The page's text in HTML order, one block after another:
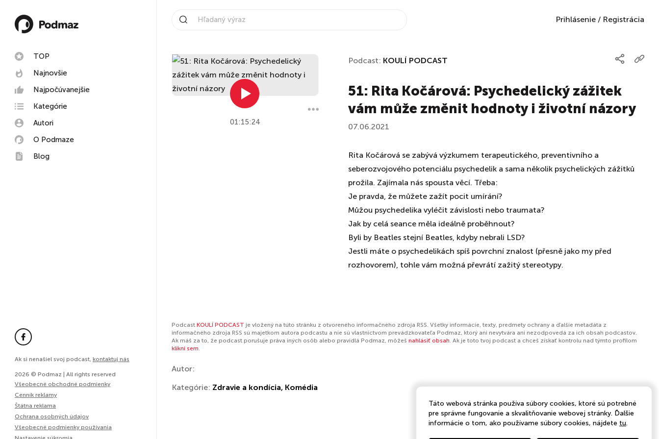
TOP
Najnovšie
Najpočúvanejšie
Kategórie
Autori
O Podmaze
Blog
Ak si nenašiel svoj podcast, kontaktuj nás
2026 © Podmaz | All rights reserved
Všeobecné obchodné podmienky
Cenník reklamy
Štátna reklama
Ochrana osobných údajov
Všeobecné podmienky používania
Prihlásenie / Registrácia
01:15:24
Podcast: KOULÍ PODCAST
51: Rita Kočárová: Psychedelický zážitek
vám může změnit hodnoty i životní názory
07.06.2021
Rita Kočárová se zabývá výzkumem terapeutického, preventivního a
seberozvojového potenciálu psychedelik a sama několik psychelických zážitků
prožila. Zajímala nás spousta věcí. Třeba:
Je pravda, že můžete zažít pocit umírání?
Můžou psychedelika vyléčit závislosti nebo traumata?
Jak by celá seance měla ideálně proběhnout?
Byli by Beatles stejní Beatles, kdyby nebrali LSD?
Jestli máte o psychedelikách spíš povrchní znalost (přesně jako my před
rozhovorem), tohle vám možná převrátí zažitý stereotypy.
Podcast KOULÍ PODCAST je vložený na túto stránku z otvoreného informačného zdroja RSS. Všetky informácie, texty, predmety ochrany a ďalšie metadáta z
informačného zdroja RSS sú majetkom autora podcastu a nie sú vlastníctvom prevádzkovateľa Podmaz, ktorý ani nevytvára ani nezodpovedá za ich obsah podcastov.
Ak máš za to, že podcast porušuje práva iných osôb alebo pravidlá Podmaz, môžeš nahlásiť obsah. Ak je toto tvoj podcast a chceš získať kontrolu nad týmto profilom
klikni sem.
Autor:
Kategórie: Zdravie a kondícia, Komédia
Táto webová stránka používa súbory cookies, ktoré sú potrebné
pre správne fungovanie a skvalitňovanie webovej stránky. Ďalšie
informácie o tom, ako používame súbory cookies, nájdete tu.